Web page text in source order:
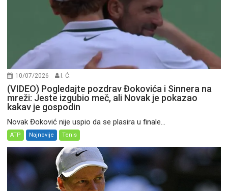
10/07/2026 I. Ć.
(VIDEO) Pogledajte pozdrav Đokovića i Sinnera na
mreži: Jeste izgubio meč, ali Novak je pokazao
kakav je gospodin
Novak Đoković nije uspio da se plasira u finale...
ATP Najnovije Tenis